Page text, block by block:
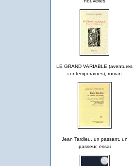
LE GRAND VARIABLE (aventures
contemporaines), roman
Jean Tardieu, un passant, un
passeur, essai